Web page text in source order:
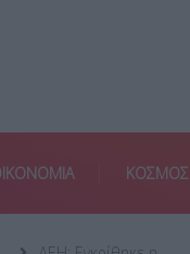
ΚΟΣΜΟΣ